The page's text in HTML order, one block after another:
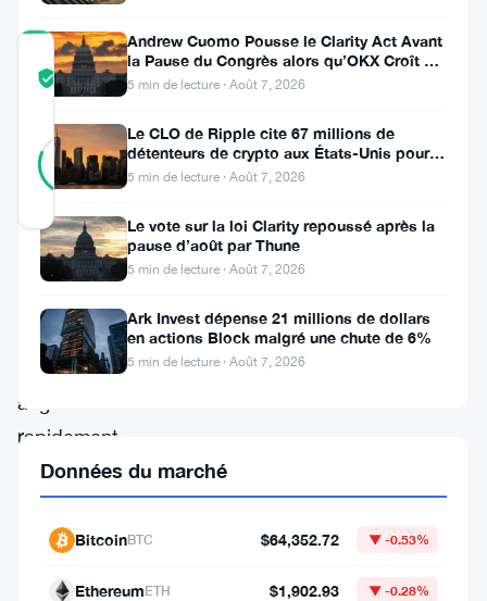
COMMUNITY
TRUST
SCORE
Vérifié
81%
RÉEL
Vérifié
27
votes
Les
obligataires
mondiaux
augmentent
rapidement.
Les
tensions
croissantes
Andrew Cuomo Pousse le Clarity Act Avant
la Pause du Congrès alors qu’OKX Croît en
Europe
5 min de lecture · Août 7, 2026
Le CLO de Ripple cite 67 millions de
détenteurs de crypto aux États-Unis pour
faire avancer la loi CLARITY
5 min de lecture · Août 7, 2026
Le vote sur la loi Clarity repoussé après la
pause d’août par Thune
5 min de lecture · Août 7, 2026
Ark Invest dépense 21 millions de dollars
en actions Block malgré une chute de 6%
5 min de lecture · Août 7, 2026
Données du marché
BitcoinBTC $64,352.72 ▼ -0.53%
EthereumETH $1,902.93 ▼ -0.28%